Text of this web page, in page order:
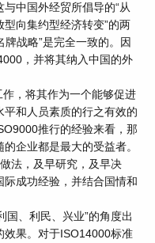
中国外经贸所倡导的“从
向集约型经济转变”的两
牌战略”是完全一致的。因
，并将其纳入中国的外
，将其作为一个能够促进
和人员素质的行之有效的
推行的经验来看，那
企业都是最大的受益者。
法，及早研究，及早决
成功经验，并结合国情和
、利民、兴业”的角度出
效果。对于ISO14000标准